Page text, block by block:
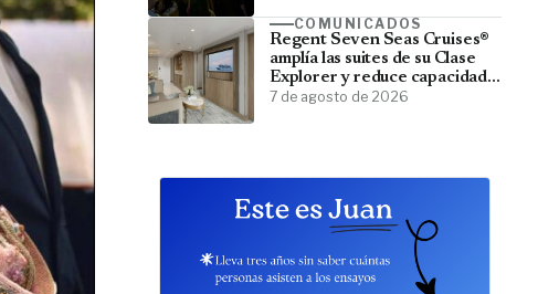
COMUNICADOS
Regent Seven Seas Cruises®
amplía las suites de su Clase
Explorer y reduce capacidad;
menos pasajeros, más espacio
7 de agosto de 2026